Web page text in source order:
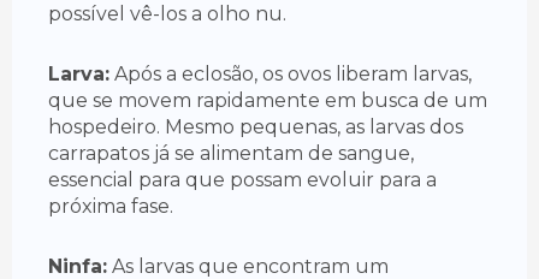
possível vê-los a olho nu.
Larva: Após a eclosão, os ovos liberam larvas,
que se movem rapidamente em busca de um
hospedeiro. Mesmo pequenas, as larvas dos
carrapatos já se alimentam de sangue,
essencial para que possam evoluir para a
próxima fase.
Ninfa: As larvas que encontram um